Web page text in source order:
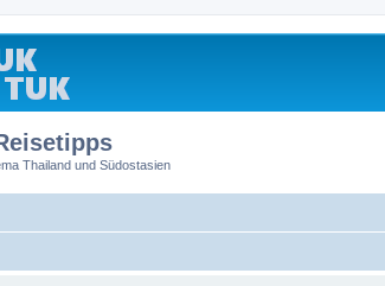
Thailand und Südostasien